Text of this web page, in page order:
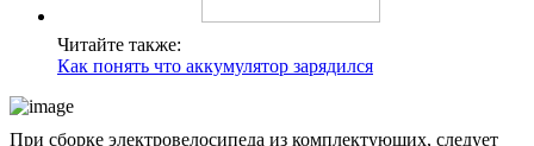
Читайте также:
Как понять что аккумулятор зарядился
При сборке электровелосипеда из комплектующих, следует